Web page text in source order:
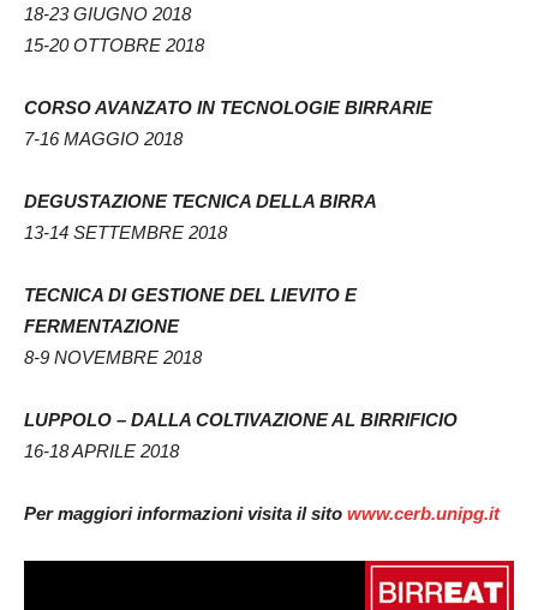
18-23 GIUGNO 2018
15-20 OTTOBRE 2018
CORSO AVANZATO IN TECNOLOGIE BIRRARIE
7-16 MAGGIO 2018
DEGUSTAZIONE TECNICA DELLA BIRRA
13-14 SETTEMBRE 2018
TECNICA DI GESTIONE DEL LIEVITO E
FERMENTAZIONE
8-9 NOVEMBRE 2018
LUPPOLO – DALLA COLTIVAZIONE AL BIRRIFICIO
16-18 APRILE 2018
Per maggiori informazioni visita il sito www.cerb.unipg.it